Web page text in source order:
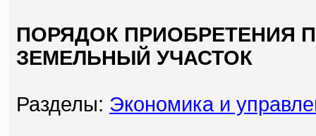
ПОРЯДОК ПРИОБРЕТЕНИЯ
ЗЕМЕЛЬНЫЙ УЧАСТОК
Разделы: Экономика и